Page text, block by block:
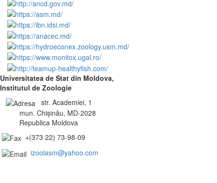
Universitatea de Stat din Moldova,
Institutul de Zoologie
str. Academiei, 1
mun. Chișinău, MD-2028
Republica Moldova
+(373 22) 73-98-09
izoolasm@yahoo.com